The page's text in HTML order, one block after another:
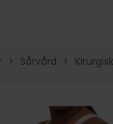
> Sårvård >